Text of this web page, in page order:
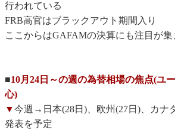
行われている
FRB高官はブラックアウト期間入り
ここからはGAFAMの決算にも注目が集
■10月24日～の週の為替相場の焦点(ユ
心)
▼今週→日本(28日)、欧州(27日)、カナ
発表を予定